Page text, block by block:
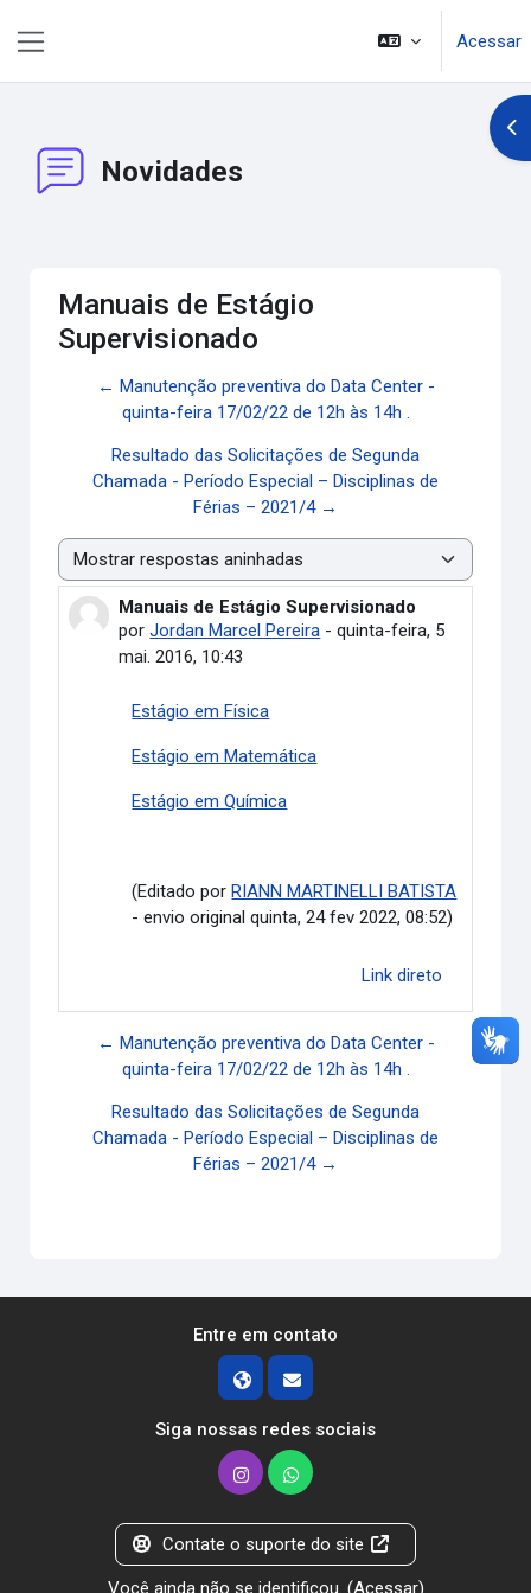
Acessar
Novidades
Manuais de Estágio
Supervisionado
← Manutenção preventiva do Data Center -
quinta-feira 17/02/22 de 12h às 14h .
Resultado das Solicitações de Segunda
Chamada - Período Especial – Disciplinas de
Férias – 2021/4 →
Modo de visualização
Manuais de Estágio Supervisionado
porJordan Marcel Pereira -quinta-feira, 5
mai. 2016, 10:43
Número de respostas: 0
Estágio em Física
Estágio em Matemática
Estágio em Química
(Editado porRIANN MARTINELLI BATISTA
- envio original quinta, 24 fev 2022, 08:52)
Link direto
← Manutenção preventiva do Data Center -
quinta-feira 17/02/22 de 12h às 14h .
Resultado das Solicitações de Segunda
Chamada - Período Especial – Disciplinas de
Férias – 2021/4 →
Entre em contato
Siga nossas redes sociais
Contate o suporte do site
Você ainda não se identificou. (Acessar)